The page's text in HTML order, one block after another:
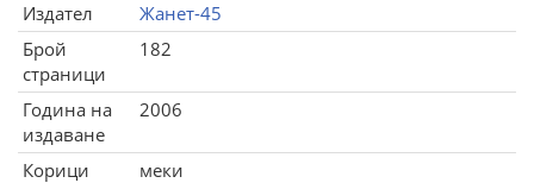
Издател
Жанет-45
Брой
страници
182
Година на
издаване
2006
Корици
меки